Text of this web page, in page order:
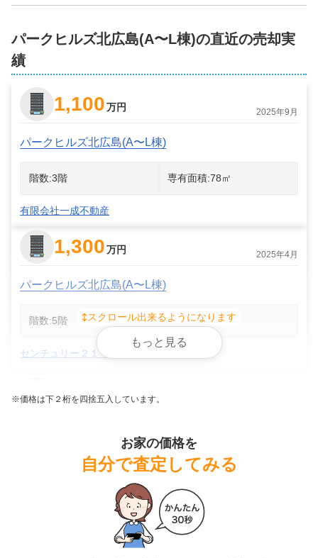
パークヒルズ北広島(A〜L棟)の直近の売却実
績
1,100万円 2025年9月
パークヒルズ北広島(A〜L棟)
階数:3階 専有面積:78㎡
有限会社一成不動産
1,300万円 2025年4月
パークヒルズ北広島(A〜L棟)
階数:5階 専有面積:85㎡
センチュリー２１ 株式会社A-ハウス
専有面積:89 ㎡
イエステーション北広島・恵庭店 株式会社八城地建
万円
スクロール出来るようになります
もっと見る
※価格は下２桁を四捨五入しています。
お家の価格を
自分で査定してみる